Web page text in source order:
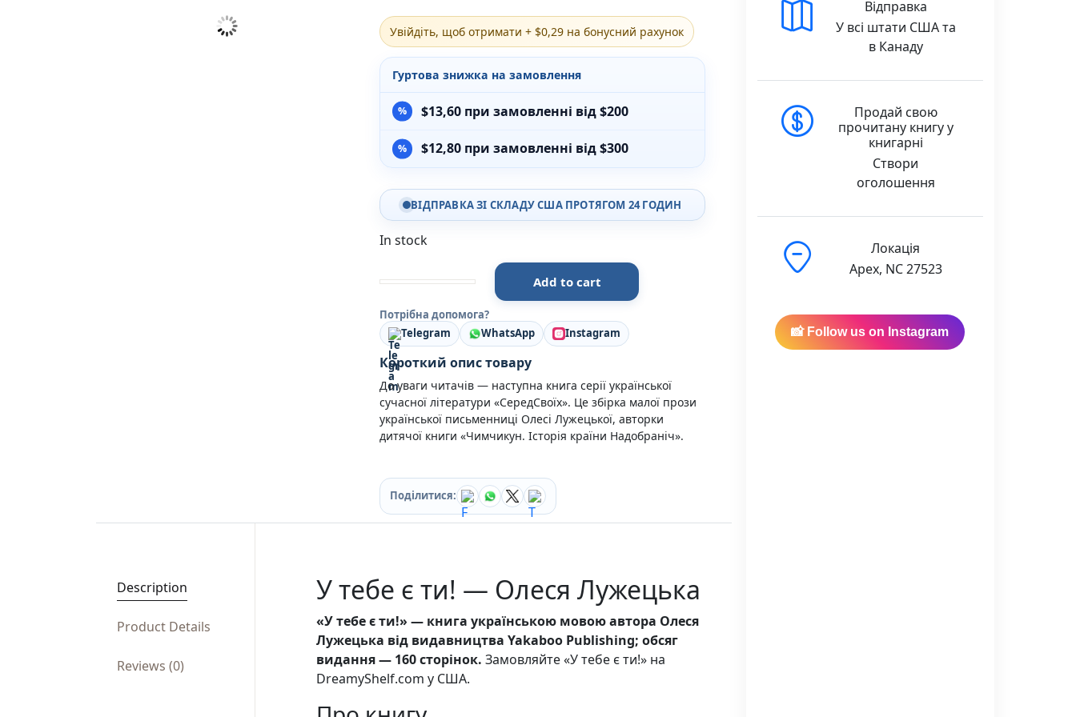
Різдвяно-зимові
На День Валентина
Книги для дорослих
Українська класика
Світова класика
Проза
Поезія та драматургія
Романи
Фантастика та фентезі
Жахи та трилери
Історія Наука Політологія
Батьківство та виховання
Книги про Україну
Біографічні твори
Біблії
Духовна література
Кулінарія
Ігри для дорослих
Зарубіжні письменники
Різдвяні / Зимові
Книги для дітей
Віммельбухи
Казки Вірші Оповідання
Книги з наліпками
Вчимося читати
Книги для першого читання
Самостійне читання (6+)
Книги для читання 10+
Розмальовки та Аплікації
Енциклопедії
Навчальні книги
Розвивальні та пізнавальні книги
Увійдіть, щоб отримати + $0,29 на бонусний рахунок
Гуртова знижка на замовлення
$13,60при замовленні від $200
$12,80при замовленні від $300
ВІДПРАВКА ЗІ СКЛАДУ США ПРОТЯГОМ 24 ГОДИН
In stock
У тебе є ти! - Олеся Лужецька quantity
Add to cart
Потрібна допомога?
Telegram
WhatsApp Instagram
Короткий опис товару
До уваги читачів — наступна книга серії української
сучасної літератури «СередСвоїх». Це збірка малої прози
української письменниці Олесі Лужецької, авторки
дитячої книги «Чимчикун. Історія країни Надобраніч».
Поділитися:
Description
Product Details
Reviews (0)
У тебе є ти! — Олеся Лужецька
«У тебе є ти!» — книга українською мовою автора Олеся
Лужецька від видавництва Yakaboo Publishing; обсяг
видання — 160 сторінок. Замовляйте «У тебе є ти!» на
DreamyShelf.com у США.
Відправка
У всі штати США та
в Канаду
Продай свою
прочитану книгу у
книгарні
Створи
оголошення
Локація
Apex, NC 27523
📸 Follow us on Instagram